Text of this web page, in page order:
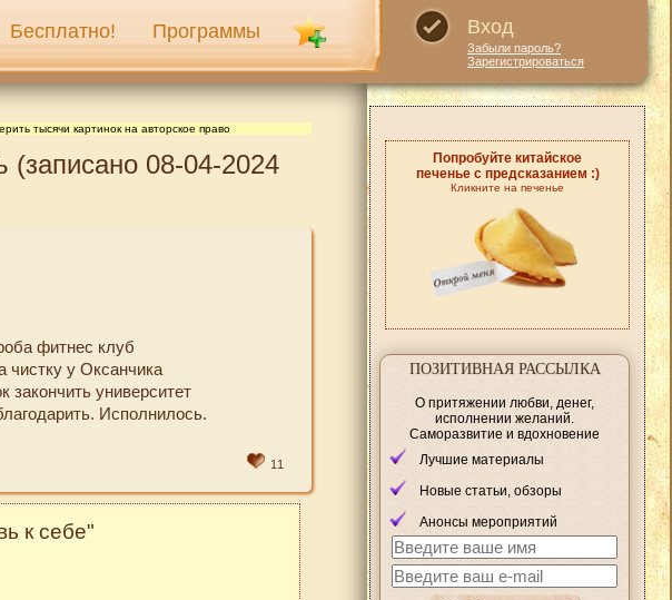
Бесплатно! Программы Вход
Забыли пароль?
Зарегистрироваться
тысячи картинок на авторское право
08-04-2024
фитнес клуб
чистку у Оксанчика
закончить университет
Исполнилось.
11
к себе"
Попробуйте китайское
печенье с предсказанием :)
Кликните на печенье
ПОЗИТИВНАЯ РАССЫЛКА
О притяжении любви, денег,
исполнении желаний.
Саморазвитие и вдохновение
Лучшие материалы
Новые статьи, обзоры
Анонсы мероприятий